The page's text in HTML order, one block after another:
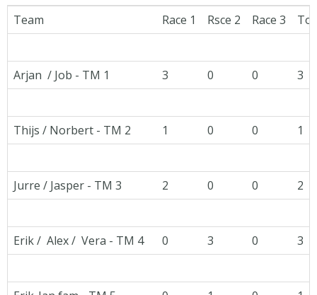
Team Race 1 Rsce 2 Race 3
Arjan / Job - TM 1 3 0 0 3
Thijs / Norbert - TM 2 1 0 0 1
Jurre / Jasper - TM 3 2 0 0 2
Erik / Alex / Vera - TM 4 0 3 0 3